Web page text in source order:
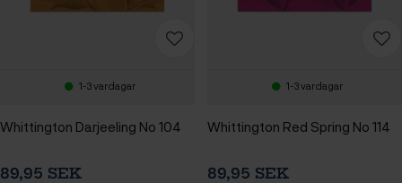
1-3 vardagar
Whittington Darjeeling No 104
89,95 SEK
1-3 vardagar
Whittington Red Spring No 114
89,95 SEK